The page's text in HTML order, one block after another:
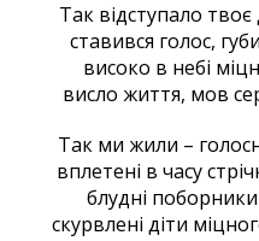
Так відступало
ставився голос,
високо в небі
висло життя, мов
Так ми жили –
вплетені в часу
блудні поборники
скурвлені діти